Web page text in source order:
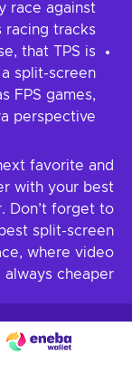
race against
tracks;
that TPS is
split-screen
FPS games,
perspective.
favorite and
with your best
Don’t forget to
split-screen
where video
cheaper!